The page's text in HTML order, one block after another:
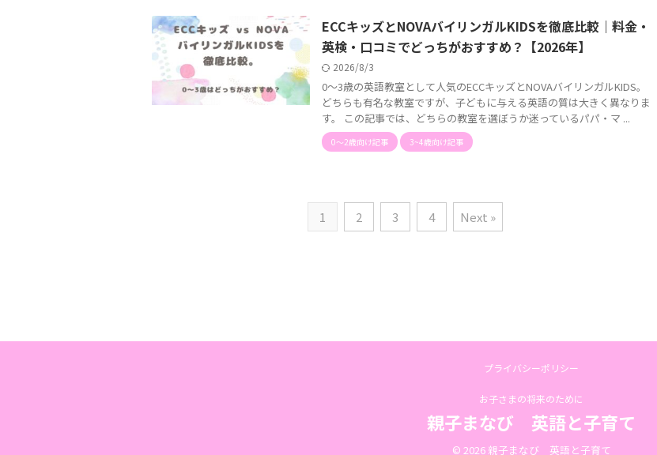
ECCキッズとNOVAバイリンガルKIDSを徹底比較｜料金・
英検・口コミでどっちがおすすめ？【2026年】
2026/8/3
0〜3歳の英語教室として人気のECCキッズとNOVAバイリンガルKIDS。
どちらも有名な教室ですが、子どもに与える英語の質は大きく異なりま
す。 この記事では、どちらの教室を選ぼうか迷っているパパ・マ ...
0〜2歳向け記事 3~4歳向け記事
1 2 3 4 Next »
プライバシーポリシー
お子さまの将来のために
親子まなび 英語と子育て
© 2026 親子まなび 英語と子育て